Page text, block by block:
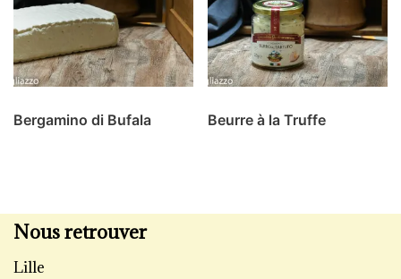
Bergamino di Bufala Beurre à la Truffe
Nous retrouver
Lille